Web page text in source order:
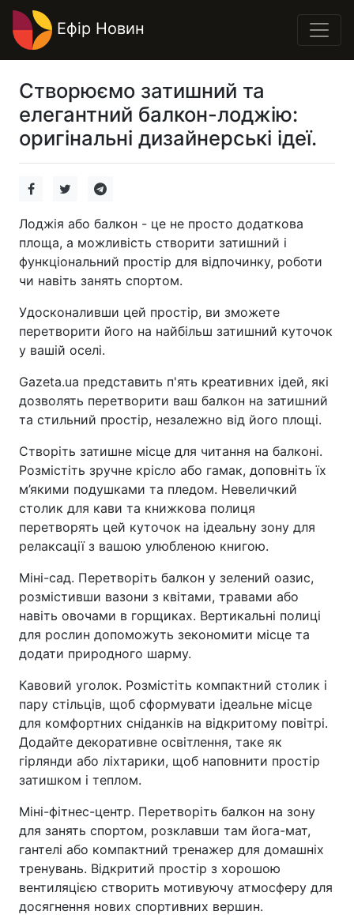
Ефір Новин
Створюємо затишний та
елегантний балкон-лоджію:
оригінальні дизайнерські ідеї.
Лоджія або балкон - це не просто додаткова
площа, а можливість створити затишний і
функціональний простір для відпочинку, роботи
чи навіть занять спортом.
Удосконаливши цей простір, ви зможете
перетворити його на найбільш затишний куточок
у вашій оселі.
Gazeta.ua представить п'ять креативних ідей, які
дозволять перетворити ваш балкон на затишний
та стильний простір, незалежно від його площі.
Створіть затишне місце для читання на балконі.
Розмістіть зручне крісло або гамак, доповніть їх
м’якими подушками та пледом. Невеличкий
столик для кави та книжкова полиця
перетворять цей куточок на ідеальну зону для
релаксації з вашою улюбленою книгою.
Міні-сад. Перетворіть балкон у зелений оазис,
розмістивши вазони з квітами, травами або
навіть овочами в горщиках. Вертикальні полиці
для рослин допоможуть зекономити місце та
додати природного шарму.
Кавовий уголок. Розмістіть компактний столик і
пару стільців, щоб сформувати ідеальне місце
для комфортних сніданків на відкритому повітрі.
Додайте декоративне освітлення, таке як
гірлянди або ліхтарики, щоб наповнити простір
затишком і теплом.
Міні-фітнес-центр. Перетворіть балкон на зону
для занять спортом, розклавши там йога-мат,
гантелі або компактний тренажер для домашніх
тренувань. Відкритий простір з хорошою
вентиляцією створить мотивуючу атмосферу для
досягнення нових спортивних вершин.